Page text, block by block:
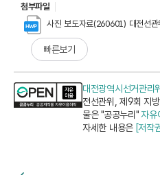
첨부파일
사진 보도자료(260601) 대전선
빠른보기
대전광역시선거관
전선관위, 제9회 지
물은 "공공누리" 자유
자세한 내용은 [저작